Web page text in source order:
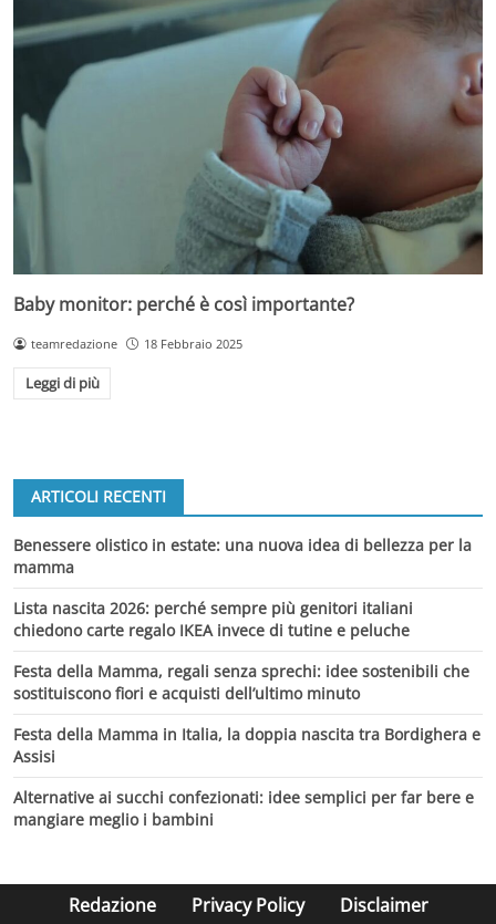
Baby monitor: perché è così importante?
teamredazione 18 Febbraio 2025
Leggi di più
ARTICOLI RECENTI
Benessere olistico in estate: una nuova idea di bellezza per la
mamma
Lista nascita 2026: perché sempre più genitori italiani
chiedono carte regalo IKEA invece di tutine e peluche
Festa della Mamma, regali senza sprechi: idee sostenibili che
sostituiscono fiori e acquisti dell’ultimo minuto
Festa della Mamma in Italia, la doppia nascita tra Bordighera e
Assisi
Alternative ai succhi confezionati: idee semplici per far bere e
mangiare meglio i bambini
Redazione Privacy Policy Disclaimer